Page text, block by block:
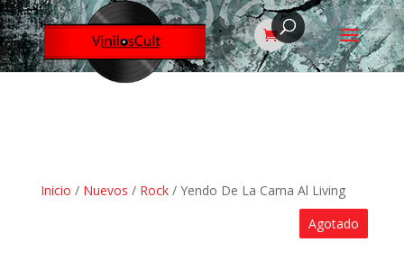
Inicio / Nuevos / Rock/ Yendo De La Cama Al Living
Agotado